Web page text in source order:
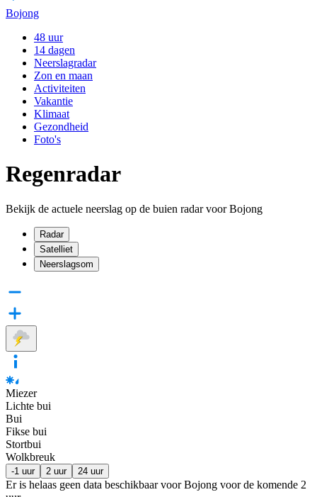
Bojong
48 uur
14 dagen
Neerslagradar
Zon en maan
Activiteiten
Vakantie
Klimaat
Gezondheid
Foto's
Regenradar
Bekijk de actuele neerslag op de buien radar voor Bojong
Radar
Satelliet
Neerslagsom
Miezer
Lichte bui
Bui
Fikse bui
Stortbui
Wolkbreuk
-1 uur 2 uur 24 uur
Er is helaas geen data beschikbaar voor Bojong voor de komende 2